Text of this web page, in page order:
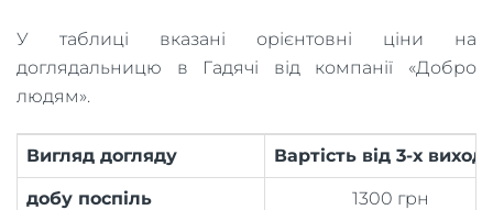
У таблиці вказані орієнтовні ціни на
доглядальницю в Гадячі від компанії «Добро
людям».
Вигляд догляду Вартість від 3-х
добу поспіль 1300 грн